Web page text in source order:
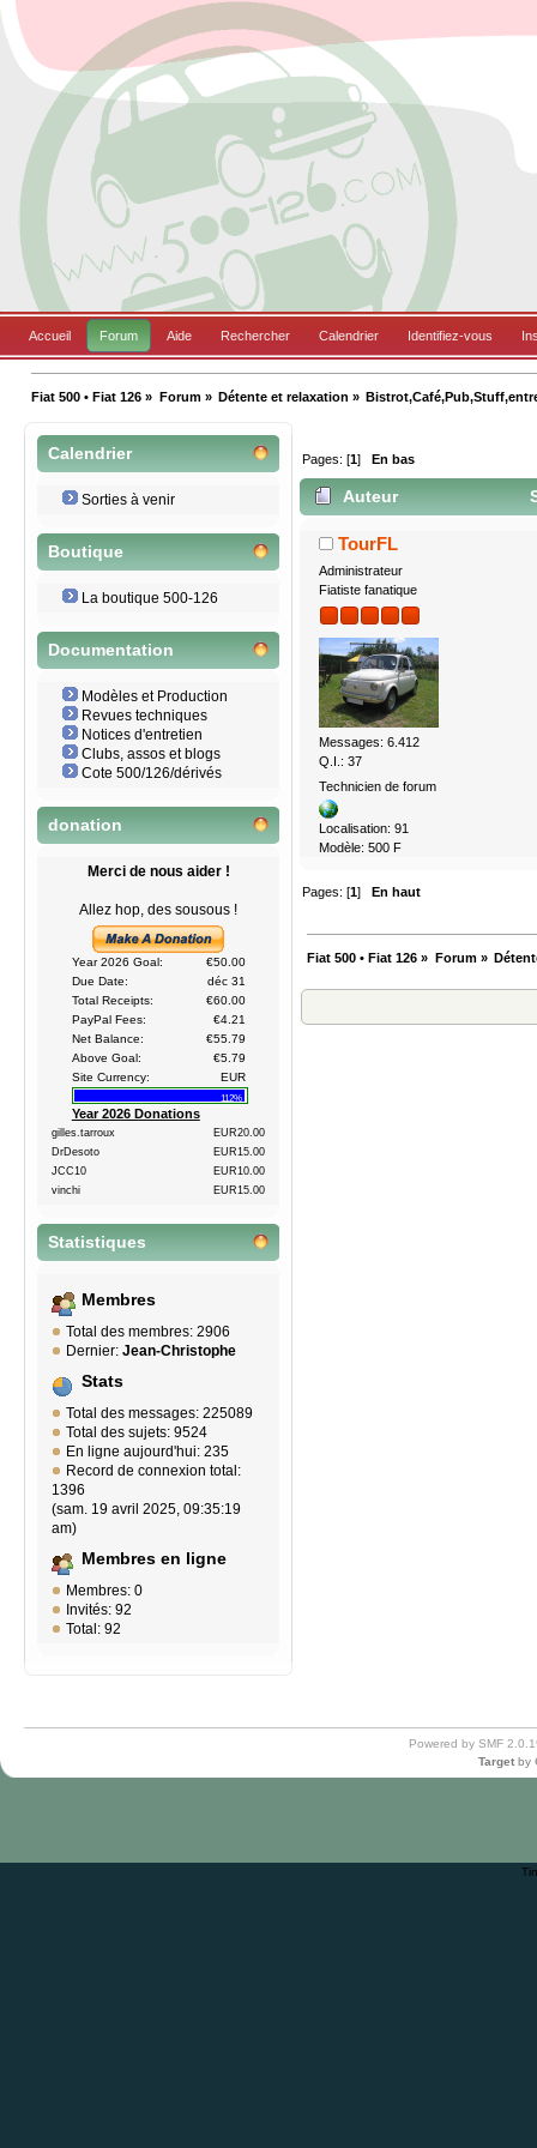
Accueil Forum Aide Rechercher Calendrier Identifiez-vous
Fiat 500 • Fiat 126 » Forum» Détente et relaxation »
Calendrier
Sorties à venir
Boutique
La boutique 500-126
Documentation
Modèles et Production
Revues techniques
Notices d'entretien
Clubs, assos et blogs
Cote 500/126/dérivés
donation
Merci de nous aider !
Allez hop, des sousous !
Year 2026 Goal:
€50.00
Due Date:
déc 31
Total Receipts:
€60.00
PayPal Fees:
€4.21
Net Balance:
€55.79
Above Goal:
€5.79
Site Currency:
EUR
112%
Year 2026 Donations
gilles.tarroux
EUR20.00
DrDesoto
EUR15.00
JCC10
EUR10.00
vinchi
EUR15.00
Statistiques
Membres
Total des membres: 2906
Dernier: Jean-Christophe
Stats
Total des messages: 225089
Total des sujets: 9524
En ligne aujourd'hui: 235
Record de connexion total:
1396
(sam. 19 avril 2025, 09:35:19
am)
Membres en ligne
Membres: 0
Invités: 92
Total: 92
Pages: [1] En bas
Auteur
TourFL
Administrateur
Fiatiste fanatique
Messages: 6.412
Q.I.: 37
Technicien de forum
Localisation: 91
Modèle: 500 F
Pages: [1]En haut
Fiat 500 • Fiat 126 » Forum»
Powered by SMF
Target by